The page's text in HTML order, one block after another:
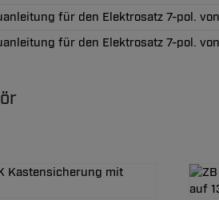
für den Elektrosatz 7-pol.
für den Elektrosatz 7-pol.